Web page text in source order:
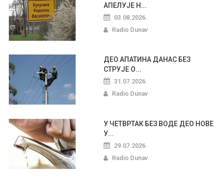
АПЕЛУЈЕ Н...
03.08.2026.
Radio Dunav
ДЕО АПАТИНА ДАНАС БЕЗ
СТРУЈЕ О...
31.07.2026.
Radio Dunav
У ЧЕТВРТАК БЕЗ ВОДЕ ДЕО НОВЕ
У...
29.07.2026.
Radio Dunav